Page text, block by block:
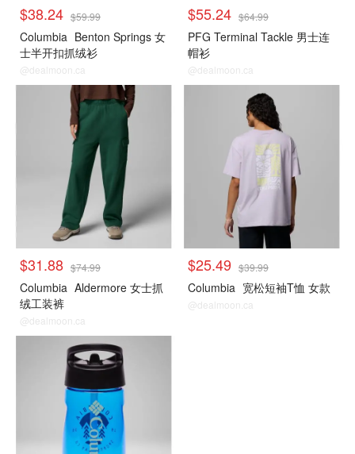
$38.24 $59.99
Columbia Benton Springs 女
士半开扣抓绒衫
@dealmoon.ca
$55.24 $64.99
PFG Terminal Tackle 男士连
帽衫
@dealmoon.ca
$31.88 $74.99
Columbia Aldermore 女士抓
绒工装裤
@dealmoon.ca
$25.49 $39.99
Columbia 宽松短袖T恤 女款
@dealmoon.ca